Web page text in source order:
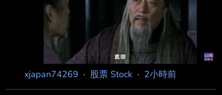
容： 納斯達克交易所，確定在今年12/6日，將交
易時間，延長為 23 小時，幾乎達到全天交易，
投信指出，雖然作業流程影響不大，但美股沒有
漲跌幅限制，夜間交易流動性不足，恐怕會 讓股
價波動更劇烈，而對習慣在台股收盤後，接續操
作美股的台灣投資人來說，彈性大增， 不用再熬
夜操盤了！ 心得/評論：
xjapan74269 · 股票 Stock · 2小時前